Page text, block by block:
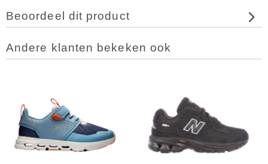
Beoordeel dit product
Andere klanten bekeken ook